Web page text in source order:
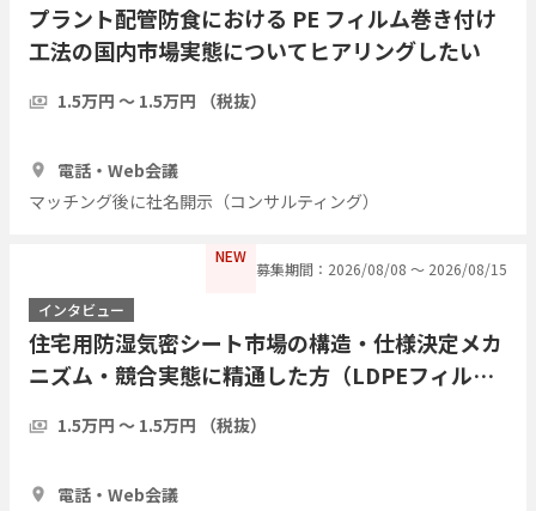
プラント配管防食における PE フィルム巻き付け
工法の国内市場実態についてヒアリングしたい
1.5万円 〜 1.5万円 （税抜）
電話・Web会議
マッチング後に社名開示（コンサルティング）
NEW
募集期間：2026/08/08 〜 2026/08/15
インタビュー
住宅用防湿気密シート市場の構造・仕様決定メカ
ニズム・競合実態に精通した方（LDPEフィル
グしたい
1.5万円 〜 1.5万円 （税抜）
電話・Web会議